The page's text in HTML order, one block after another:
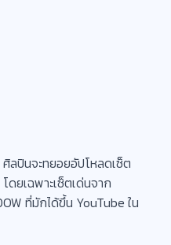
ลปินจะทยอยอัปโหลดเซ็ต
ดยเฉพาะเซ็ตเด่นจาก
ที่มักได้ขึ้น YouTube ใน